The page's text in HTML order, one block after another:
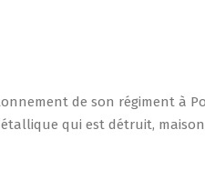
de son régiment à
qui est détruit,